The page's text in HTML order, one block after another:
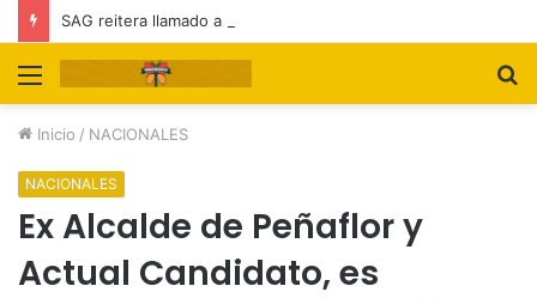
Menú
Inicio / NACIONALES
NACIONALES
Ex Alcalde de Peñaflor y
Actual Candidato, es